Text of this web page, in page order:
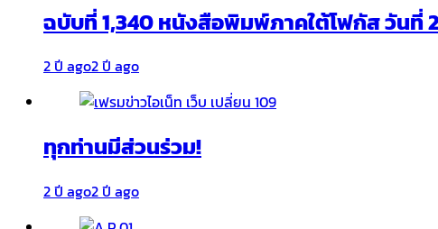
ฉบับที่ 1,340 หนังสือพิมพ์ภาคใต้โฟกัส วันที่
2 ปี ago2 ปี ago
ทุกท่านมีส่วนร่วม!
2 ปี ago2 ปี ago